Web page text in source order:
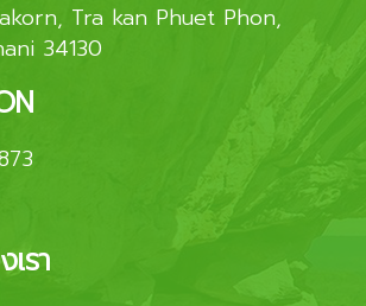
Tra kan Phuet Phon,
34130
รา